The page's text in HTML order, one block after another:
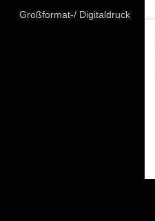
Großformat-/ Digitaldruck